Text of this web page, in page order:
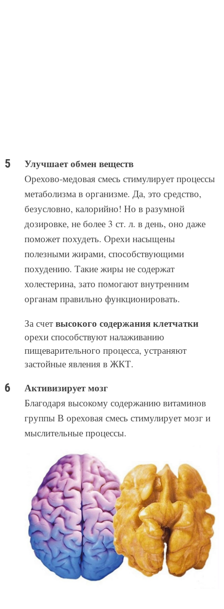
Улучшает обмен веществ
Орехово-медовая смесь стимулирует процессы
метаболизма в организме. Да, это средство,
безусловно, калорийно! Но в разумной
дозировке, не более 3 ст. л. в день, оно даже
поможет похудеть. Орехи насыщены
полезными жирами, способствующими
похудению. Такие жиры не содержат
холестерина, зато помогают внутренним
органам правильно функционировать.
За счет высокого содержания клетчатки
орехи способствуют налаживанию
пищеварительного процесса, устраняют
застойные явления в ЖКТ.
Активизирует мозг
Благодаря высокому содержанию витаминов
группы В ореховая смесь стимулирует мозг и
мыслительные процессы.